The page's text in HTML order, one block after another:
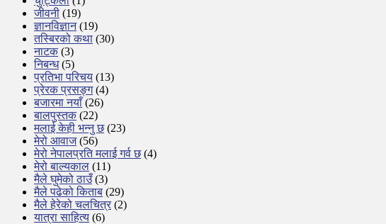
जीवनी (19)
ज्ञानविज्ञान(19)
तस्बिरको कथा (30)
नाटक(3)
निबन्ध(5)
प्रतिभा परिचय (13)
प्रेरक प्रसङ्ग(4)
बजारमा नयाँ(26)
बालपुस्तक(22)
मलाई केही भन्नु छ(23)
मेरो आवाज(56)
मेरो नेपालप्रति मलाई गर्व छ(4)
मेरो बाल्यकाल (11)
मैले घुमेको ठाउँ(3)
मैले पढेको किताब (29)
मैले हेरेको चलचित्र (2)
यात्रा साहित्य (6)